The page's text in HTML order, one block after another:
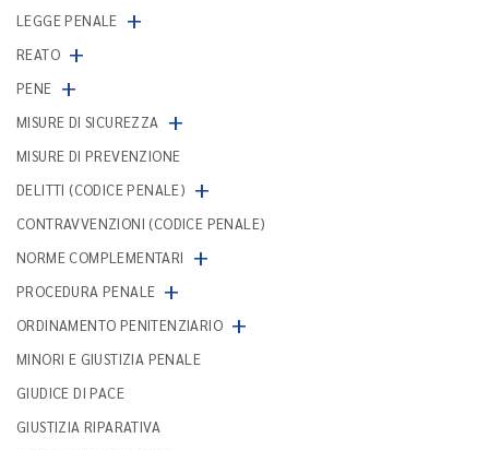
LEGGE PENALE +
REATO +
PENE +
MISURE DI SICUREZZA +
MISURE DI PREVENZIONE
DELITTI (CODICE PENALE) +
CONTRAVVENZIONI (CODICE PENALE)
NORME COMPLEMENTARI
+
PROCEDURA PENALE +
ORDINAMENTO PENITENZIARIO +
MINORI E GIUSTIZIA PENALE
GIUDICE DI PACE
GIUSTIZIA RIPARATIVA